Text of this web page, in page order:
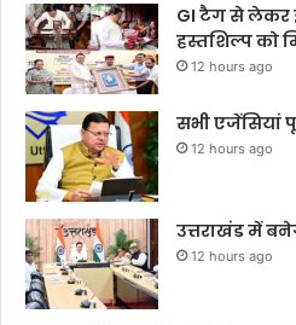
GI टैग से लेकर
हस्तशिल्प को
12 hours ago
सभी एजेंसियां
12 hours ago
उत्तराखंड में
12 hours ago